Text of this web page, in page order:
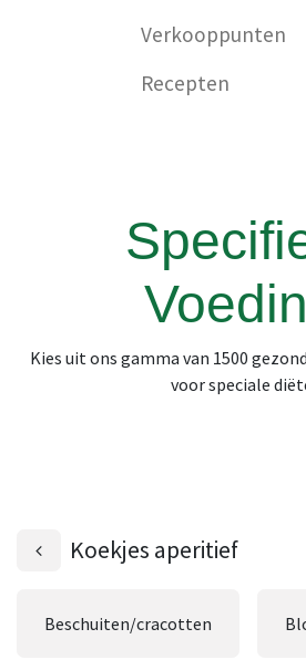
Verkooppunten
Recepten
Kies uit ons gamma van 1500
voor speciale
Koekjes aperitief
Beschuiten/cracotten